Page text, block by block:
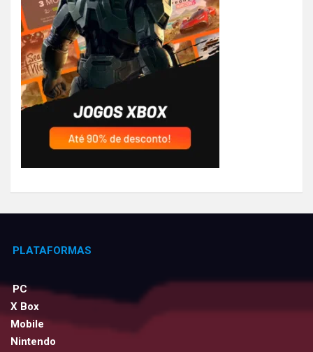
PLATAFORMAS
PC
X Box
Mobile
Nintendo